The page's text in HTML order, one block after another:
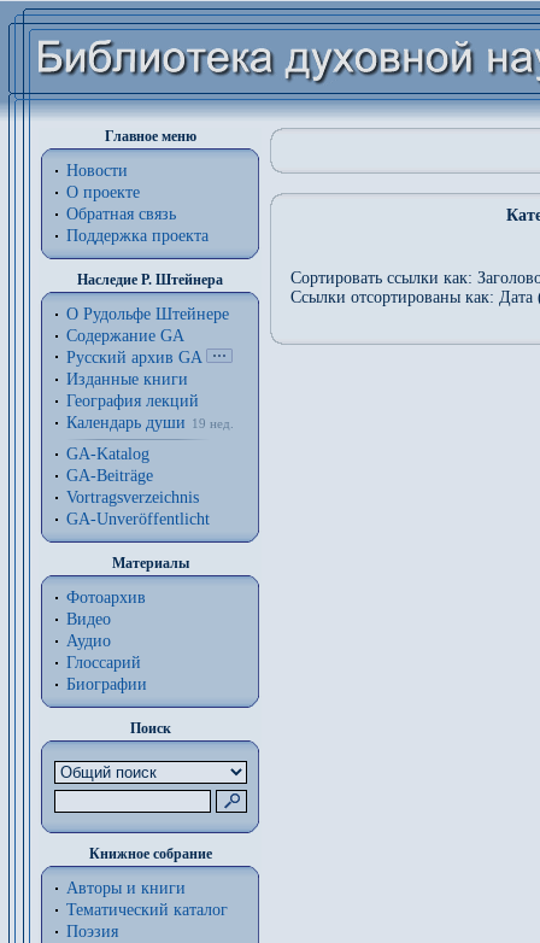
Главное меню
Новости
О проекте
Обратная связь
Поддержка проекта
Наследие Р. Штейнера
О Рудольфе Штейнере
Содержание GA
Русский архив GA
Изданные книги
География лекций
Календарь души
19 нед.
GA-Katalog
GA-Beiträge
Vortragsverzeichnis
GA-Unveröffentlicht
Материалы
Фотоархив
Видео
Аудио
Глоссарий
Биографии
Поиск
Книжное собрание
Авторы и книги
Тематический каталог
Поэзия
Сортировать ссылки как:
Ссылки отсортированы как: Дата